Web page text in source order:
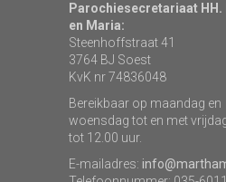
Parochiesecretariaat HH.
en Maria:
Steenhoffstraat 41
3764 BJ Soest
KvK nr 74836048
Bereikbaar op maandag en
woensdag tot en met
tot 12.00 uur.
E-mailadres: